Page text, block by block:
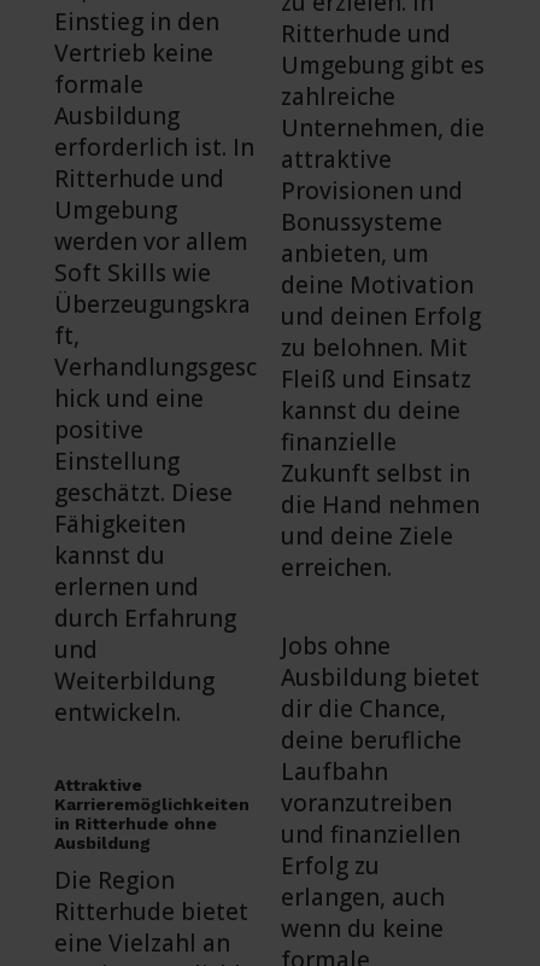
Einstieg in den
Vertrieb keine
formale
Ausbildung
erforderlich ist. In
Ritterhude und
Umgebung
werden vor allem
Soft Skills wie
Überzeugungskra
ft,
Verhandlungsgesc
hick und eine
positive
Einstellung
geschätzt. Diese
Fähigkeiten
kannst du
erlernen und
durch Erfahrung
und
Weiterbildung
entwickeln.
Attraktive
Karrieremöglichkeiten
in Ritterhude ohne
Ausbildung
Die Region
Ritterhude bietet
eine Vielzahl an
Ritterhude und
Umgebung gibt es
zahlreiche
Unternehmen, die
attraktive
Provisionen und
Bonussysteme
anbieten, um
deine Motivation
und deinen Erfolg
zu belohnen. Mit
Fleiß und Einsatz
kannst du deine
finanzielle
Zukunft selbst in
die Hand nehmen
und deine Ziele
erreichen.
Jobs ohne
Ausbildung bietet
dir die Chance,
deine berufliche
Laufbahn
voranzutreiben
und finanziellen
Erfolg zu
erlangen, auch
wenn du keine